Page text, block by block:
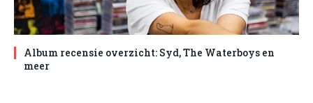
Album recensie overzicht: Syd, The Waterboys en
meer